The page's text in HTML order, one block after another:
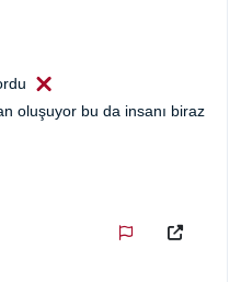
oluşuyor bu da insanı biraz